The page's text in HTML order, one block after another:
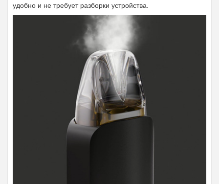
удобно и не требует разборки устройства.